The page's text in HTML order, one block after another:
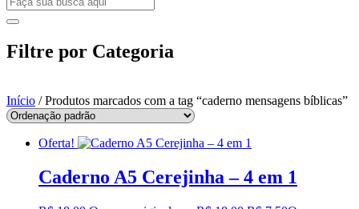
Filtre por Categoria
Início / Produtos marcados com a tag “caderno mensagens bíblicas”
Oferta!
Caderno A5 Cerejinha – 4 em 1